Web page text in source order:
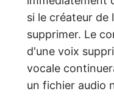
si le créateur de
supprimer. Le
d'une voix
vocale
un fichier audio